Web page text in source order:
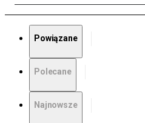
Powiązane
Polecane
Najnowsze